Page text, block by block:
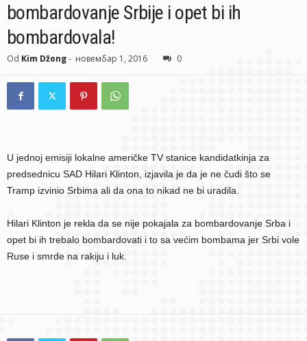
bombardovanje Srbije i opet bi ih
bombardovala!
Od Kim Džong- новембар 1, 2016 0
U jednoj emisiji lokalne američke TV stanice kandidatkinja za
predsednicu SAD Hilari Klinton, izjavila je da je ne čudi što se
Tramp izvinio Srbima ali da ona to nikad ne bi uradila.
Hilari Klinton je rekla da se nije pokajala za bombardovanje Srba i
opet bi ih trebalo bombardovati i to sa većim bombama jer Srbi vole
Ruse i smrde na rakiju i luk.